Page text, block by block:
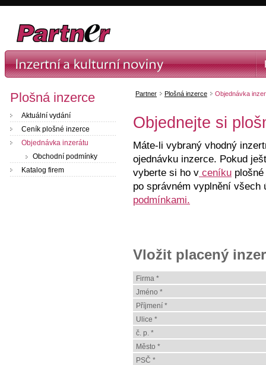
Plošná inzerce
Aktuální vydání
Ceník plošné inzerce
Objednávka inzerátu
Obchodní podmínky
Katalog firem
Partner Plošná inzerce Objednávka
Objednejte si
Máte-li vybraný vhodný
ojednávku inzerce. Pokud
vyberte si ho v ceníku
po správném vyplnění
podmínkami.
Vložit placený
Firma *
Jméno *
Příjmení *
Ulice *
č. p. *
Město *
PSČ *